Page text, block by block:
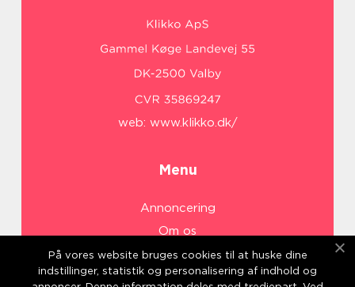
web: www.klikko.dk/
Menu
Annoncering
Om os
Cookies
Kontakt os
På vores website bruges cookies til at huske dine
indstillinger, statistik og personalisering af indhold og